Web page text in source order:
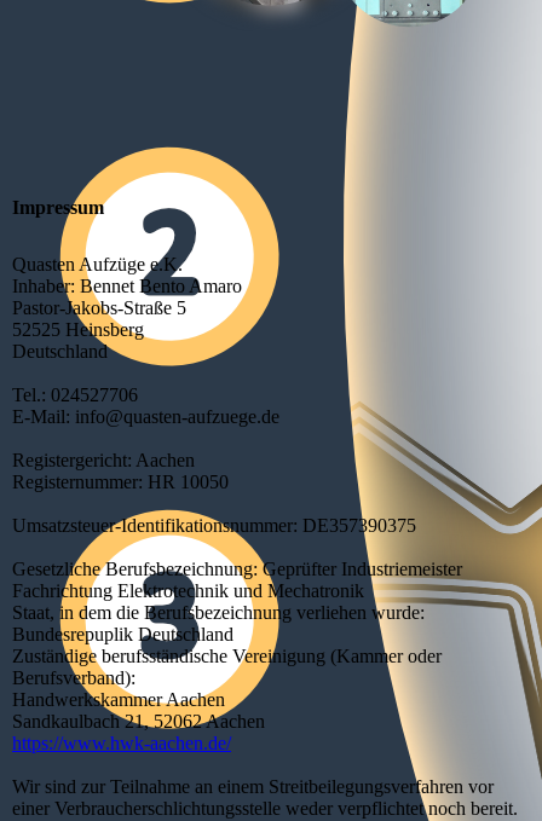
Impressum
Quasten Aufzüge e.K.
Inhaber: Bennet Bento Amaro
Pastor-Jakobs-Straße 5
52525 Heinsberg
Deutschland
Tel.: 024527706
E-Mail: info@quasten-aufzuege.de
Registergericht: Aachen
Registernummer: HR 10050
Umsatzsteuer-Identifikationsnummer: DE357390375
Gesetzliche Berufsbezeichnung: Geprüfter Industriemeister
Fachrichtung Elektrotechnik und Mechatronik
Staat, in dem die Berufsbezeichnung verliehen wurde:
Bundesrepuplik Deutschland
Zuständige berufsständische Vereinigung (Kammer oder
Berufsverband):
Handwerkskammer Aachen
Sandkaulbach 21, 52062 Aachen
https://www.hwk-aachen.de/
Wir sind zur Teilnahme an einem Streitbeilegungsverfahren vor
einer Verbraucherschlichtungsstelle weder verpflichtet noch bereit.